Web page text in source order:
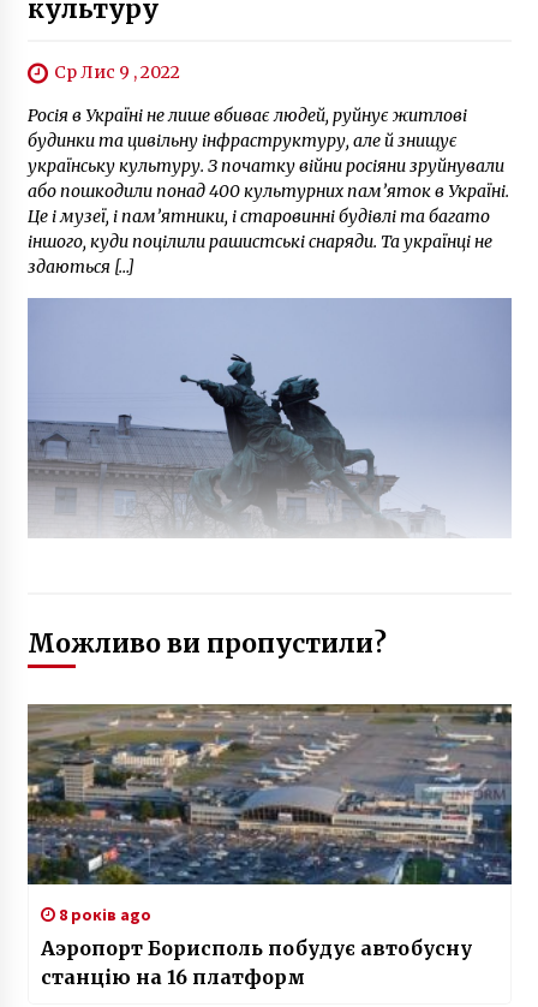
культуру
Ср Лис 9 , 2022
Росія в Україні не лише вбиває людей, руйнує житлові
будинки та цивільну інфраструктуру, але й знищує
українську культуру. З початку війни росіяни зруйнували
або пошкодили понад 400 культурних пам’яток в Україні.
Це і музеї, і пам’ятники, і старовинні будівлі та багато
іншого, куди поцілили рашистські снаряди. Та українці не
здаються […]
Можливо ви пропустили?
8 років ago
Аэропорт Борисполь побудує автобусну
станцію на 16 платформ